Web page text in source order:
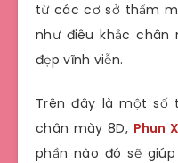
từ các cơ sở thẩm
như điêu khắc chân
đẹp vĩnh viễn.
Trên đây là một số
chân mày 8D, Phun
phần nào đó sẽ